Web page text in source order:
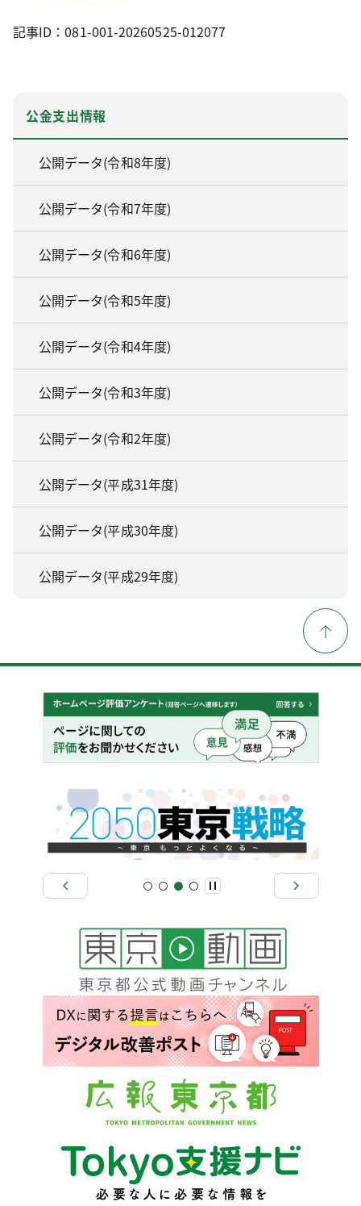
記事ID：081-001-20260525-012077
公金支出情報
公開データ(令和8年度)
公開データ(令和7年度)
公開データ(令和6年度)
公開データ(令和5年度)
公開データ(令和4年度)
公開データ(令和3年度)
公開データ(令和2年度)
公開データ(平成31年度)
公開データ(平成30年度)
公開データ(平成29年度)